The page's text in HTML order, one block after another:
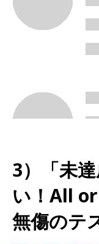
3）「未
い！All
無傷のテ